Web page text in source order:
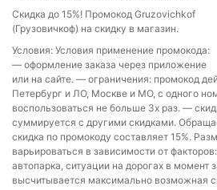
Скидка до 15%! Промокод Gruzovichkof
(Грузовичкоф) на скидку в магазин.
Условия: Условия применение промокода:
— оформление заказа через приложение
или на сайте. — ограничения: промокод
Петербург и ЛО, Москве и МО, с одного
воспользоваться не больше 3х раз. —
суммируется с другими скидками.
скидка по промокоду составляет 15%.
варьироваться в зависимости от
автопарка, ситуации на дорогах в момент
высчитывается максимально возможная